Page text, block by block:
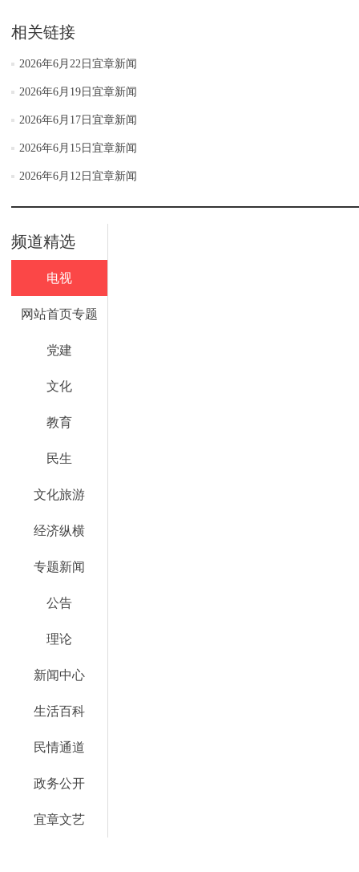
相关链接
2026年6月22日宜章新闻
2026年6月19日宜章新闻
2026年6月17日宜章新闻
2026年6月15日宜章新闻
2026年6月12日宜章新闻
频道精选
电视
网站首页专题
党建
文化
教育
民生
文化旅游
经济纵横
专题新闻
公告
理论
新闻中心
生活百科
民情通道
政务公开
宜章文艺